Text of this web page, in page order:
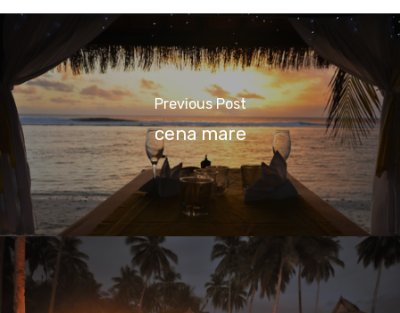
Previous Post
cena mare